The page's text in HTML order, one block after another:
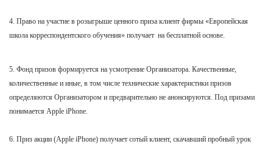
4. Право на участие в розыгрыше ценного приза клиент фирмы «Европейская
школа корреспондентского обучения» получает на бесплатной основе.
5. Фонд призов формируется на усмотрение Организатора. Качественные,
количественные и иные, в том числе технические характеристики призов
определяются Организатором и предварительно не анонсируются. Под призами
понимается Apple iPhone.
6. Приз акции (Apple iPhone) получает сотый клиент, скачавший пробный урок